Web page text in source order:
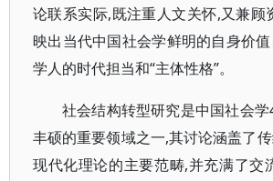
论联系实际,既注重人文关怀,又兼顾
映出当代中国社会学鲜明的自身价
学人的时代担当和“主体性格”。
社会结构转型研究是中国社会
丰硕的重要领域之一,其讨论涵盖了
现代化理论的主要范畴,并充满了交